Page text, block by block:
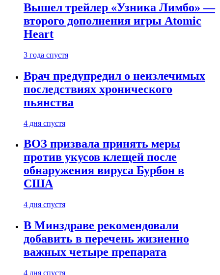
Вышел трейлер «Узника Лимбо» —
второго дополнения игры Atomic
Heart
3 года спустя
Врач предупредил о неизлечимых
последствиях хронического
пьянства
4 дня спустя
ВОЗ призвала принять меры
против укусов клещей после
обнаружения вируса Бурбон в
США
4 дня спустя
В Минздраве рекомендовали
добавить в перечень жизненно
важных четыре препарата
4 дня спустя